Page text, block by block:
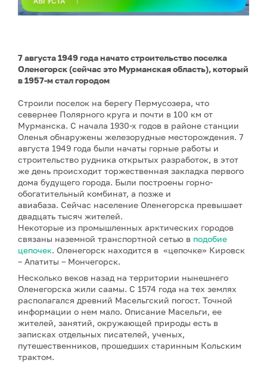
7 августа 1949 года начато строительство поселка
Оленегорск (сейчас это Мурманская область), который
в 1957-м стал городом
Строили поселок на берегу Пермусозера, что
севернее Полярного круга и почти в 100 км от
Мурманска. С начала 1930-х годов в районе станции
Оленья обнаружены железорудные месторождения. 7
августа 1949 года были начаты горные работы и
строительство рудника открытых разработок, в этот
же день происходит торжественная закладка первого
дома будущего города. Были построены горно-
обогатительный комбинат, а позже и
авиабаза. Сейчас население Оленегорска превышает
двадцать тысяч жителей.
Некоторые из промышленных арктических городов
связаны наземной транспортной сетью в подобие
цепочек. Оленегорск находится в «цепочке» Кировск
– Апатиты – Мончегорск.
Несколько веков назад на территории нынешнего
Оленегорска жили саамы. С 1574 года на тех землях
располагался древний Масельгский погост. Точной
информации о нем мало. Описание Масельги, ее
жителей, занятий, окружающей природы есть в
записках отдельных писателей, ученых,
путешественников, прошедших старинным Кольским
трактом.